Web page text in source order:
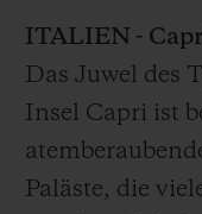
ITALIEN -
Das Juwel des
Insel Capri ist
Paläste, die